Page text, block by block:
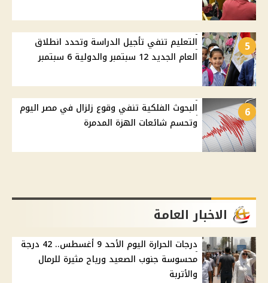
5
التعليم تنفي تأجيل الدراسة وتحدد انطلاق
العام الجديد 12 سبتمبر والدولية 6 سبتمبر
6
البحوث الفلكية تنفي وقوع زلزال في مصر اليوم
وتحسم شائعات الهزة المدمرة
الاخبار العامة
درجات الحرارة اليوم الأحد 9 أغسطس.. 42 درجة
محسوسة جنوب الصعيد ورياح مثيرة للرمال
والأتربة